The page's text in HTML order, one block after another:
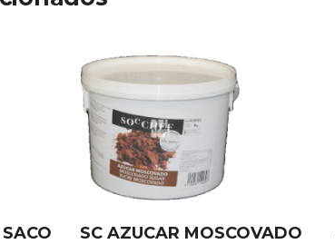
SC AZUCAR MOSCOVADO